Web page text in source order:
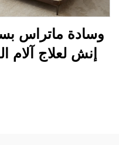
إنش لعلاج آلام